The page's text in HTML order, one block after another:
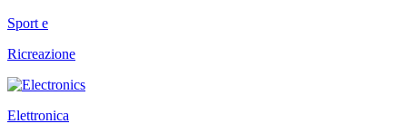
Sport e
Ricreazione
Elettronica